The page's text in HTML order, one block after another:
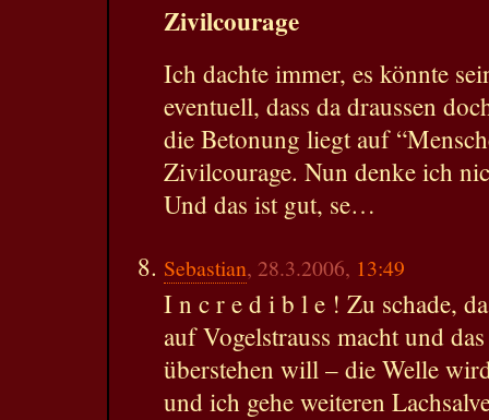
Zivilcourage
Ich dachte immer, es könnte
eventuell, dass da draussen
die Betonung liegt auf
Zivilcourage. Nun denke ich
Und das ist gut, se…
Sebastian, 28.3.2006, 13:49
I n c r e d i b l e ! Zu schade,
auf Vogelstrauss macht und
überstehen will – die Welle
und ich gehe weiteren